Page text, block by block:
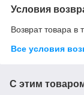
Условия
Возврат товара в
Все условия
С этим